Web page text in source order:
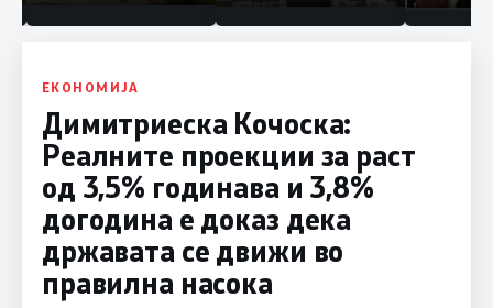
копија
Заев
ЕКОНОМИЈА
Димитриеска Кочоска:
Реалните проекции за раст
од 3,5% годинава и 3,8%
догодина е доказ дека
државата се движи во
правилна насока